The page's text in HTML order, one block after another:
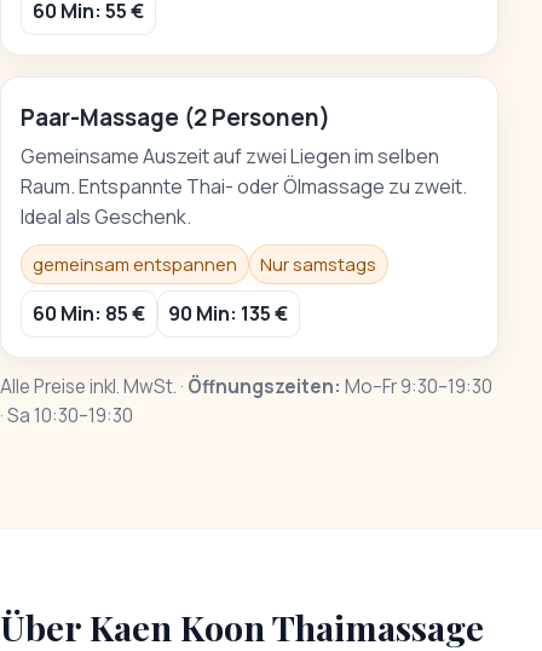
60 Min: 55 €
Paar-Massage (2 Personen)
Gemeinsame Auszeit auf zwei Liegen im selben
Raum. Entspannte Thai- oder Ölmassage zu zweit.
Ideal als Geschenk.
gemeinsam entspannen Nur samstags
60 Min: 85 € 90 Min: 135 €
Alle Preise inkl. MwSt. · Öffnungszeiten: Mo–Fr 9:30–19:30
· Sa 10:30–19:30
Über Kaen Koon Thaimassage